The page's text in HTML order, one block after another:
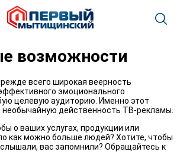
возможности
всего широкая веерность
эмоционального
целевую аудиторию. Именно этот
необычайную действенность ТВ-рекламы.
о ваших услугах, продукции или
как можно больше людей? Хотите, чтобы
вас запомнили? Обращайтесь к